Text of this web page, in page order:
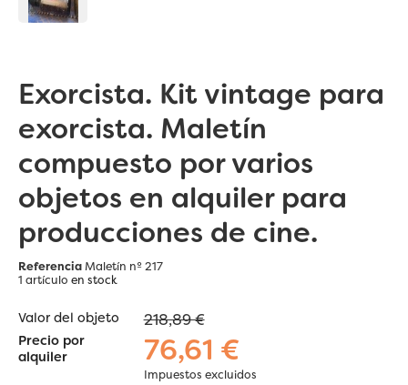
Exorcista. Kit vintage para
exorcista. Maletín
compuesto por varios
objetos en alquiler para
producciones de cine.
ReferenciaMaletín nº 217
1 artículo en stock
Valor del objeto 218,89 €
Precio por
alquiler
76,61 €
Impuestos excluidos